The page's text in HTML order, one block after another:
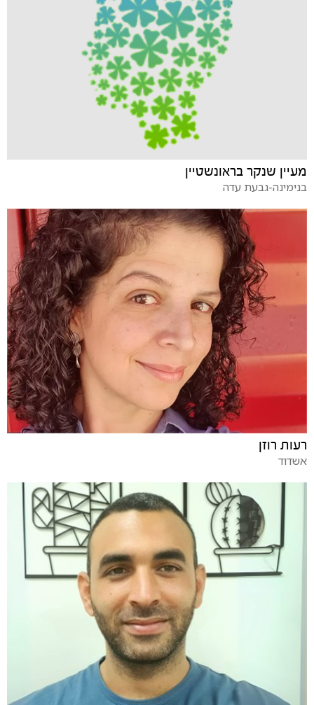
מעיין שנקר בראונשטיין
בנימינה-גבעת עדה
רעות רוזן
אשדוד